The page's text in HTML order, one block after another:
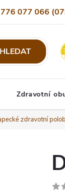
077 066
info@eshop-
Naši odběratelé
HLEDAT
Zdravotní
zdravotní